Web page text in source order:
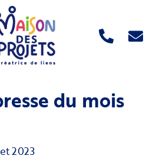
du mois
2023